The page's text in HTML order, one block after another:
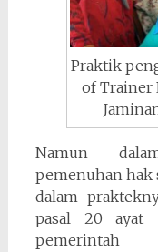
Praktik
of Trainer
Namun
pemenuhan hak
dalam
pasal 20 ayat
pemerintah